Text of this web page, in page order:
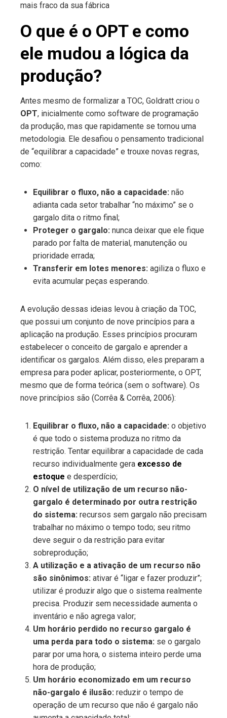
O que é o OPT e como
ele mudou a lógica da
produção?
Antes mesmo de formalizar a TOC, Goldratt criou o
OPT, inicialmente como software de programação
da produção, mas que rapidamente se tornou uma
metodologia. Ele desafiou o pensamento tradicional
de “equilibrar a capacidade” e trouxe novas regras,
como:
Equilibrar o fluxo, não a capacidade: não
adianta cada setor trabalhar “no máximo” se o
gargalo dita o ritmo final;
Proteger o gargalo: nunca deixar que ele fique
parado por falta de material, manutenção ou
prioridade errada;
Transferir em lotes menores: agiliza o fluxo e
evita acumular peças esperando.
A evolução dessas ideias levou à criação da TOC,
que possui um conjunto de nove princípios para a
aplicação na produção. Esses princípios procuram
estabelecer o conceito de gargalo e aprender a
identificar os gargalos. Além disso, eles preparam a
empresa para poder aplicar, posteriormente, o OPT,
mesmo que de forma teórica (sem o software). Os
nove princípios são (Corrêa & Corrêa, 2006):
Equilibrar o fluxo, não a capacidade: o objetivo
é que todo o sistema produza no ritmo da
restrição. Tentar equilibrar a capacidade de cada
recurso individualmente gera excesso de
estoque e desperdício;
O nível de utilização de um recurso não-
gargalo é determinado por outra restrição
do sistema: recursos sem gargalo não precisam
trabalhar no máximo o tempo todo; seu ritmo
deve seguir o da restrição para evitar
sobreprodução;
A utilização e a ativação de um recurso não
são sinônimos: ativar é “ligar e fazer produzir”;
utilizar é produzir algo que o sistema realmente
precisa. Produzir sem necessidade aumenta o
inventário e não agrega valor;
Um horário perdido no recurso gargalo é
uma perda para todo o sistema: se o gargalo
parar por uma hora, o sistema inteiro perde uma
hora de produção;
Um horário economizado em um recurso
não-gargalo é ilusão: reduzir o tempo de
operação de um recurso que não é gargalo não